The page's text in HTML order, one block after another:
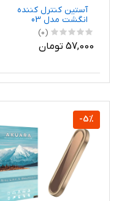
آستین کنترل کننده
انگشت مدل 03
(0)
57,000 تومان
-5%